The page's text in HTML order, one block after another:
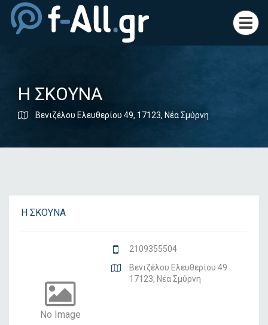
Η ΣΚΟΥΝΑ
Βενιζέλου Ελευθερίου 49, 17123, Νέα Σμύρνη
Η ΣΚΟΥΝΑ
No Image
2109355504
Βενιζέλου Ελευθερίου 49
17123, Νέα Σμύρνη